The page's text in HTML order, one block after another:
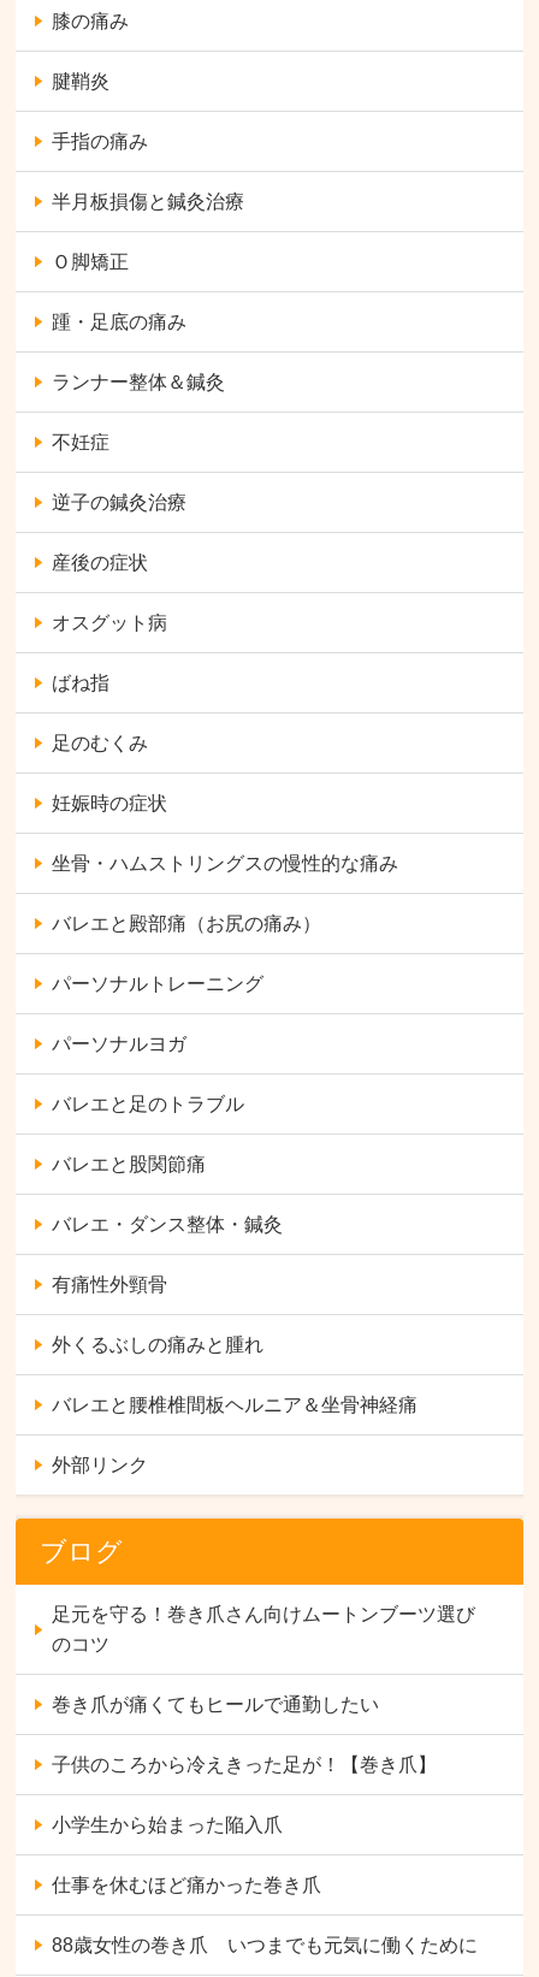
膝の痛み
腱鞘炎
手指の痛み
半月板損傷と鍼灸治療
Ｏ脚矯正
踵・足底の痛み
ランナー整体＆鍼灸
不妊症
逆子の鍼灸治療
産後の症状
オスグット病
ばね指
足のむくみ
妊娠時の症状
坐骨・ハムストリングスの慢性的な痛み
バレエと殿部痛（お尻の痛み）
パーソナルトレーニング
パーソナルヨガ
バレエと足のトラブル
バレエと股関節痛
バレエ・ダンス整体・鍼灸
有痛性外頸骨
外くるぶしの痛みと腫れ
バレエと腰椎椎間板ヘルニア＆坐骨神経痛
外部リンク
ブログ
足元を守る！巻き爪さん向けムートンブーツ選び
のコツ
巻き爪が痛くてもヒールで通勤したい
子供のころから冷えきった足が！【巻き爪】
小学生から始まった陥入爪
仕事を休むほど痛かった巻き爪
88歳女性の巻き爪 いつまでも元気に働くために